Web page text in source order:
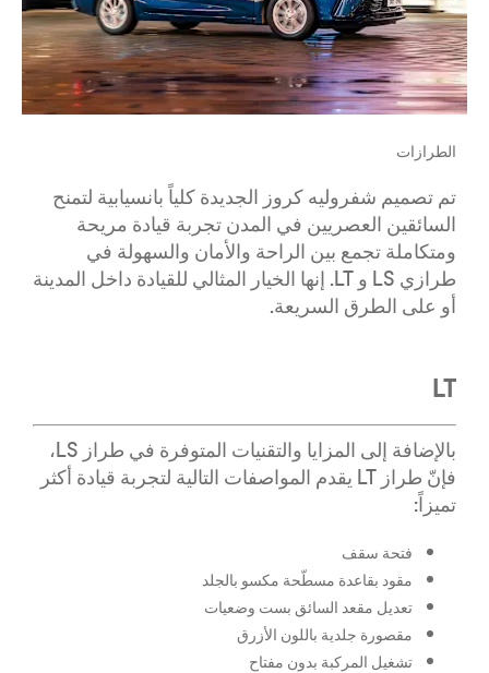
الطرازات
تم تصميم شفروليه كروز الجديدة كلياً بانسيابية لتمنح
السائقين العصريين في المدن تجربة قيادة مريحة
ومتكاملة تجمع بين الراحة والأمان والسهولة في
طرازي LS و LT. إنها الخيار المثالي للقيادة داخل المدينة
أو على الطرق السريعة.
LT
بالإضافة إلى المزايا والتقنيات المتوفرة في طراز LS،
فإنّ طراز LT يقدم المواصفات التالية لتجربة قيادة أكثر
تميزاً:
فتحة سقف
مقود بقاعدة مسطّحة مكسو بالجلد
تعديل مقعد السائق بست وضعيات
مقصورة جلدية باللون الأزرق
تشغيل المركبة بدون مفتاح